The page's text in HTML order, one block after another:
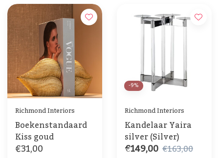
Richmond Interiors
Boekenstandaard
Kiss goud
€31,00
-9%
Richmond Interiors
Kandelaar Yaira
silver (Silver)
€149,00 €163,00